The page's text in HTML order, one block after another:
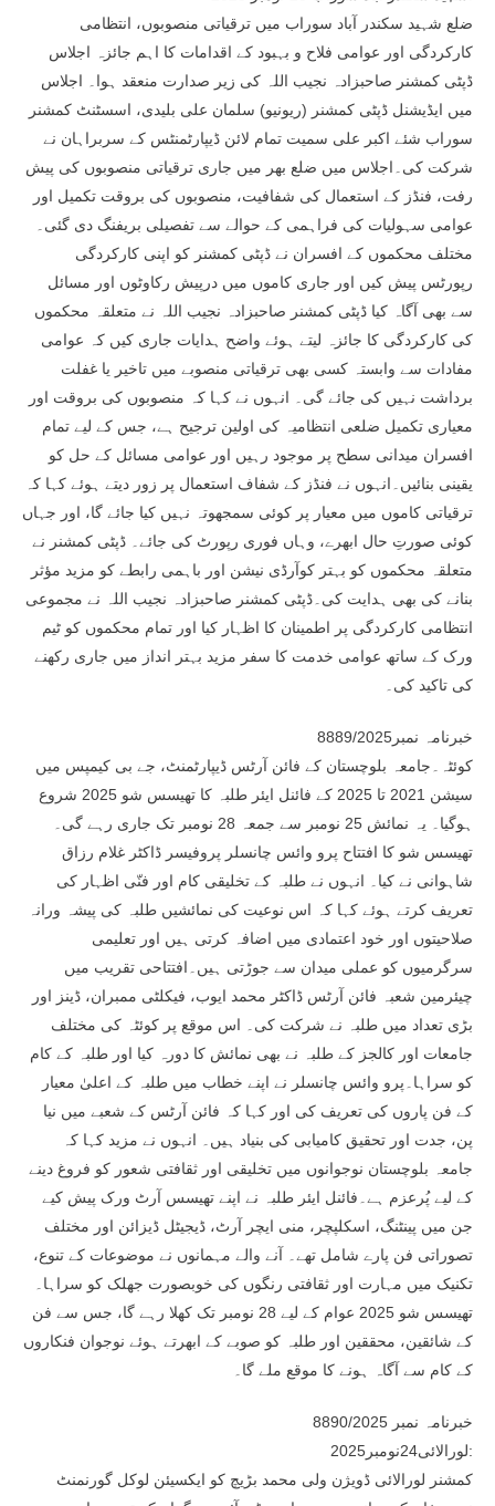
ضلع شہید سکندر آباد سوراب میں ترقیاتی منصوبوں، انتظامی
کارکردگی اور عوامی فلاح و بہبود کے اقدامات کا اہم جائزہ اجلاس
ڈپٹی کمشنر صاحبزادہ نجیب اللہ کی زیر صدارت منعقد ہوا۔ اجلاس
میں ایڈیشنل ڈپٹی کمشنر (ریونیو) سلمان علی بلیدی، اسسٹنٹ کمشنر
سوراب شئے اکبر علی سمیت تمام لائن ڈیپارٹمنٹس کے سربراہان نے
شرکت کی۔اجلاس میں ضلع بھر میں جاری ترقیاتی منصوبوں کی پیش
رفت، فنڈز کے استعمال کی شفافیت، منصوبوں کی بروقت تکمیل اور
عوامی سہولیات کی فراہمی کے حوالے سے تفصیلی بریفنگ دی گئی۔
مختلف محکموں کے افسران نے ڈپٹی کمشنر کو اپنی کارکردگی
رپورٹس پیش کیں اور جاری کاموں میں درپیش رکاوٹوں اور مسائل
سے بھی آگاہ کیا ڈپٹی کمشنر صاحبزادہ نجیب اللہ نے متعلقہ محکموں
کی کارکردگی کا جائزہ لیتے ہوئے واضح ہدایات جاری کیں کہ عوامی
مفادات سے وابستہ کسی بھی ترقیاتی منصوبے میں تاخیر یا غفلت
برداشت نہیں کی جائے گی۔ انہوں نے کہا کہ منصوبوں کی بروقت اور
معیاری تکمیل ضلعی انتظامیہ کی اولین ترجیح ہے، جس کے لیے تمام
افسران میدانی سطح پر موجود رہیں اور عوامی مسائل کے حل کو
یقینی بنائیں۔انہوں نے فنڈز کے شفاف استعمال پر زور دیتے ہوئے کہا کہ
ترقیاتی کاموں میں معیار پر کوئی سمجھوتہ نہیں کیا جائے گا، اور جہاں
کوئی صورتِ حال ابھرے، وہاں فوری رپورٹ کی جائے۔ ڈپٹی کمشنر نے
متعلقہ محکموں کو بہتر کوآرڈی نیشن اور باہمی رابطے کو مزید مؤثر
بنانے کی بھی ہدایت کی۔ڈپٹی کمشنر صاحبزادہ نجیب اللہ نے مجموعی
انتظامی کارکردگی پر اطمینان کا اظہار کیا اور تمام محکموں کو ٹیم
ورک کے ساتھ عوامی خدمت کا سفر مزید بہتر انداز میں جاری رکھنے
کی تاکید کی۔
خبرنامہ نمبر8889/2025
کوئٹہ۔جامعہ بلوچستان کے فائن آرٹس ڈیپارٹمنٹ، جے بی کیمپس میں
سیشن 2021 تا 2025 کے فائنل ایئر طلبہ کا تھیسس شو 2025 شروع
ہوگیا۔ یہ نمائش 25 نومبر سے جمعہ 28 نومبر تک جاری رہے گی۔
تھیسس شو کا افتتاح پرو وائس چانسلر پروفیسر ڈاکٹر غلام رزاق
شاہوانی نے کیا۔ انہوں نے طلبہ کے تخلیقی کام اور فنّی اظہار کی
تعریف کرتے ہوئے کہا کہ اس نوعیت کی نمائشیں طلبہ کی پیشہ ورانہ
صلاحیتوں اور خود اعتمادی میں اضافہ کرتی ہیں اور تعلیمی
سرگرمیوں کو عملی میدان سے جوڑتی ہیں۔افتتاحی تقریب میں
چیئرمین شعبہ فائن آرٹس ڈاکٹر محمد ایوب، فیکلٹی ممبران، ڈینز اور
بڑی تعداد میں طلبہ نے شرکت کی۔ اس موقع پر کوئٹہ کی مختلف
جامعات اور کالجز کے طلبہ نے بھی نمائش کا دورہ کیا اور طلبہ کے کام
کو سراہا۔پرو وائس چانسلر نے اپنے خطاب میں طلبہ کے اعلیٰ معیار
کے فن پاروں کی تعریف کی اور کہا کہ فائن آرٹس کے شعبے میں نیا
پن، جدت اور تحقیق کامیابی کی بنیاد ہیں۔ انہوں نے مزید کہا کہ
جامعہ بلوچستان نوجوانوں میں تخلیقی اور ثقافتی شعور کو فروغ دینے
کے لیے پُرعزم ہے۔فائنل ایئر طلبہ نے اپنے تھیسس آرٹ ورک پیش کیے
جن میں پینٹنگ، اسکلپچر، منی ایچر آرٹ، ڈیجیٹل ڈیزائن اور مختلف
تصوراتی فن پارے شامل تھے۔ آنے والے مہمانوں نے موضوعات کے تنوع،
تکنیک میں مہارت اور ثقافتی رنگوں کی خوبصورت جھلک کو سراہا۔
تھیسس شو 2025 عوام کے لیے 28 نومبر تک کھلا رہے گا، جس سے فن
کے شائقین، محققین اور طلبہ کو صوبے کے ابھرتے ہوئے نوجوان فنکاروں
کے کام سے آگاہ ہونے کا موقع ملے گا۔
خبرنامہ نمبر 8890/2025
لورالائی24نومبر2025:
کمشنر لورالائی ڈویژن ولی محمد بڑیچ کو ایکسیئن لوکل گورنمنٹ